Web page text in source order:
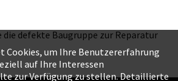
die defekte Baugruppe zur Reparatur
Cookies, um Ihre Benutzererfahrung
auf Ihre Interessen
zur Verfügung zu stellen. Detaillierte